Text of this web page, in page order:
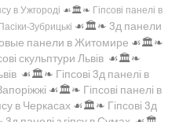
в Ужгороді ☙🏛️❧ Гіпсові панелі в
Зубрицькі ☙🏛️❧ 3д панели
панели в Житомире ☙🏛️❧
скульптури Львів ☙🏛️❧
☙🏛️❧ Гіпсові 3д панелі в
☙🏛️❧ Гіпсові панелі в
в Черкасах ☙🏛️❧ Гіпсові 3д